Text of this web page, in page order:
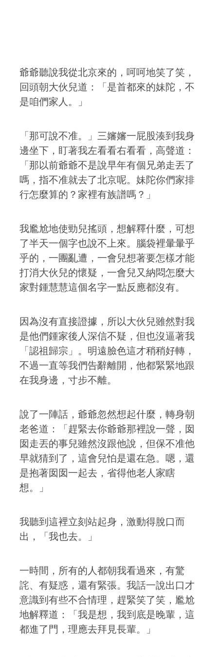
爺爺聽說我從北京來的，呵呵地笑了笑，
回頭朝大伙兒道：「是首都來的妹陀，不
是咱們家人。」
「那可說不准。」三嬸嬸一屁股湊到我身
邊坐下，盯著我左看看右看看，高聲道：
「那以前爺爺不是說早年有個兄弟走丟了
嗎，指不准就去了北京呢。妹陀你們家排
行怎麼算的？家裡有族譜嗎？」
我尷尬地使勁兒搖頭，想解釋什麼，可想
了半天一個字也說不上來。腦袋裡暈暈乎
乎的，一團亂遭，一會兒想著要怎樣才能
打消大伙兒的懷疑，一會兒又納悶怎麼大
家對鍾慧慧這個名字一點反應都沒有。
因為沒有直接證據，所以大伙兒雖然對我
是他們鍾家後人深信不疑，但也沒逼著我
「認祖歸宗」。明遠臉色這才稍稍好轉，
不過一直等我們告辭離開，他都緊緊地跟
在我身邊，寸步不離。
說了一陣話，爺爺忽然想起什麼，轉身朝
老爸道：「趕緊去你爺爺那裡說一聲，囡
囡走丟的事兒雖然沒跟他說，但保不准他
早就猜到了，這會兒怕是還在急。嗯，還
是抱著囡囡一起去，省得他老人家瞎
想。」
我聽到這裡立刻站起身，激動得脫口而
出，「我也去。」
一時間，所有的人都朝我看過來，有驚
詫、有疑惑，還有緊張。我話一說出口才
意識到有些不合情理，趕緊笑了笑，尷尬
地解釋道：「我是想，我到底是晚輩，這
都進了門，理應去拜見長輩。」